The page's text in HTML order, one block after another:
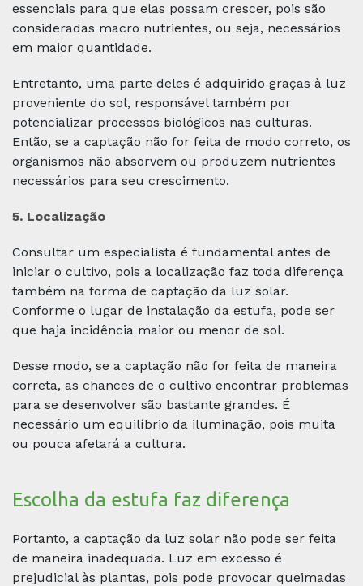
essenciais para que elas possam crescer, pois são
consideradas macro nutrientes, ou seja, necessários
em maior quantidade.
Entretanto, uma parte deles é adquirido graças à luz
proveniente do sol, responsável também por
potencializar processos biológicos nas culturas.
Então, se a captação não for feita de modo correto, os
organismos não absorvem ou produzem nutrientes
necessários para seu crescimento.
5. Localização
Consultar um especialista é fundamental antes de
iniciar o cultivo, pois a localização faz toda diferença
também na forma de captação da luz solar.
Conforme o lugar de instalação da estufa, pode ser
que haja incidência maior ou menor de sol.
Desse modo, se a captação não for feita de maneira
correta, as chances de o cultivo encontrar problemas
para se desenvolver são bastante grandes. É
necessário um equilíbrio da iluminação, pois muita
ou pouca afetará a cultura.
Escolha da estufa faz diferença
Portanto, a captação da luz solar não pode ser feita
de maneira inadequada. Luz em excesso é
prejudicial às plantas, pois pode provocar queimadas